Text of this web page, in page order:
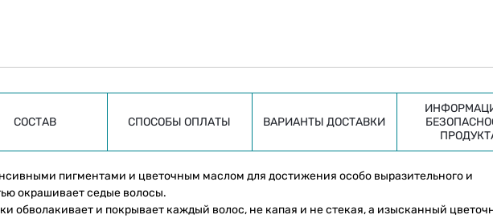
СОСТАВ СПОСОБЫ ОПЛАТЫ ВАРИАНТЫ ДОСТАВКИ
пигментами и цветочным маслом для достижения особо выразительного и
окрашивает седые волосы.
обволакивает и покрывает каждый волос, не капая и не стекая, а изысканный